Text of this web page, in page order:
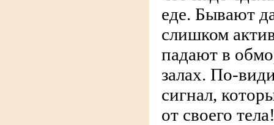
еде. Бывают
слишком
падают в
залах. По-
сигнал,
от своего